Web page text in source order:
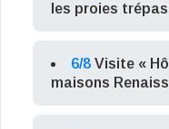
les proies
6/8 Visite «
maisons